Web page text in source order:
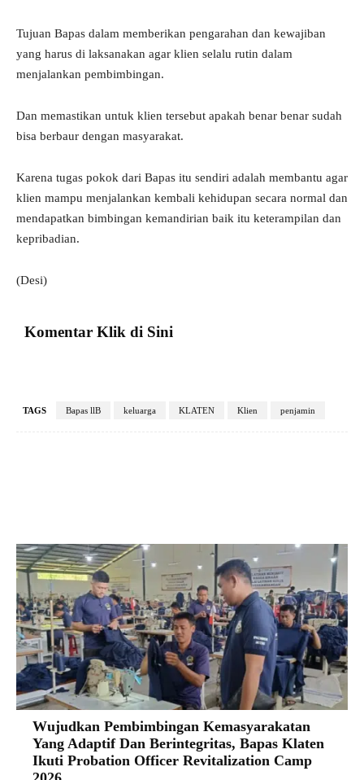
Tujuan Bapas dalam memberikan pengarahan dan kewajiban
yang harus di laksanakan agar klien selalu rutin dalam
menjalankan pembimbingan.
Dan memastikan untuk klien tersebut apakah benar benar sudah
bisa berbaur dengan masyarakat.
Karena tugas pokok dari Bapas itu sendiri adalah membantu agar
klien mampu menjalankan kembali kehidupan secara normal dan
mendapatkan bimbingan kemandirian baik itu keterampilan dan
kepribadian.
(Desi)
Komentar Klik di Sini
TAGS Bapas llB keluarga KLATEN Klien penjamin
Wujudkan Pembimbingan Kemasyarakatan
Yang Adaptif Dan Berintegritas, Bapas Klaten
Ikuti Probation Officer Revitalization Camp